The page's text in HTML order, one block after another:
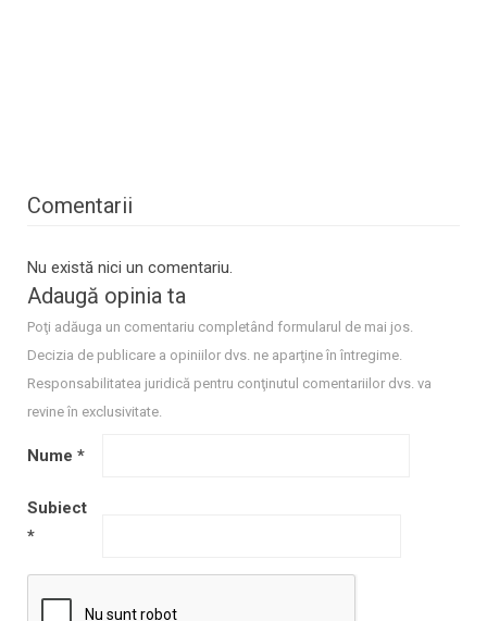
Comentarii
Nu există nici un comentariu.
Adaugă opinia ta
Poţi adăuga un comentariu completând formularul de mai jos.
Decizia de publicare a opiniilor dvs. ne aparţine în întregime.
Responsabilitatea juridică pentru conţinutul comentariilor dvs. va
revine în exclusivitate.
Nume *
Subiect
*